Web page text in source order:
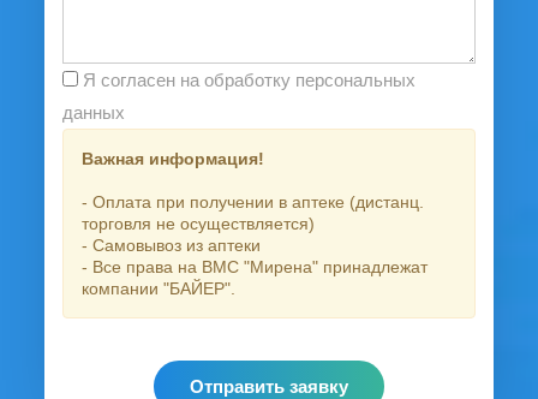
данных
Важная информация!
- Оплата при получении в аптеке (дистанц.
торговля не осуществляется)
- Самовывоз из аптеки
- Все права на ВМС "Мирена" принадлежат
компании "БАЙЕР".
Отправить заявку